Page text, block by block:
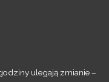
ulegają zmianie –